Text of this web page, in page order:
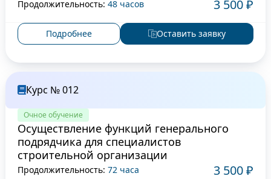
Продолжительность: 48 часов 3 500 ₽
Подробнее Оставить заявку
Курс № 012
Очное обучение
Осуществление функций генерального
подрядчика для специалистов
строительной организации
Продолжительность: 72 часа 3 500 ₽